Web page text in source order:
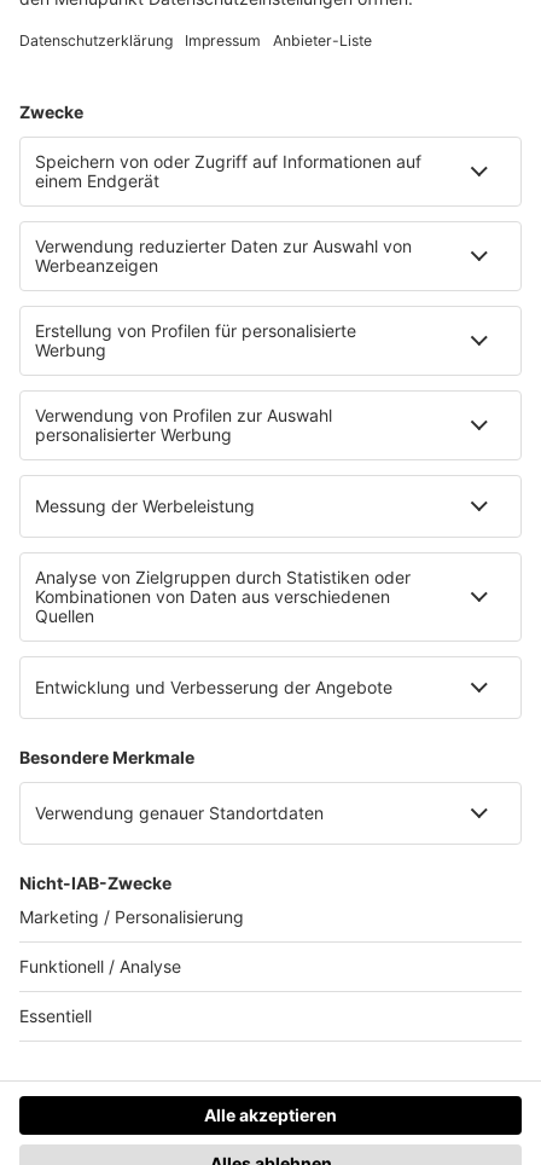
E-MAIL.
HAUPTMENÜ
Leistungen
Erfolgsgeschichten
Das Team
UNTERNEHMEN
Das Team
Ludwigshafen
Mannheim
Mainz
WEITERE INHALTE
Datenschutzhinweise
Datenschutz-Einstellungen
Datenschutzhinweise für Kunden und
Impressum